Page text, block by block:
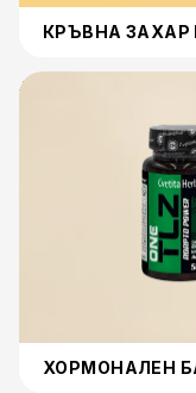
КРЪВНА
Хормонален баланс
ХОРМОНАЛЕН